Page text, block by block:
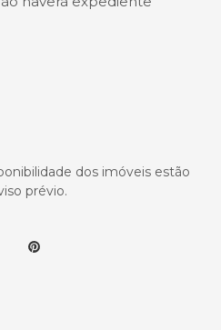
dos imóveis estão
prévio.
Pinterest